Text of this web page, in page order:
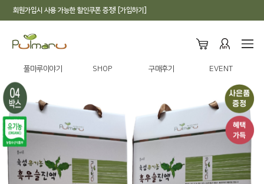
회원가입시 사용 가능한 할인쿠폰 증정! [가입하기]
풀마루이야기 SHOP 구매후기 EVENT